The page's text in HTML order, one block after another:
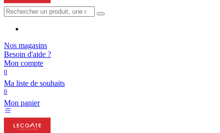
Nos magasins
Besoin d'aide ?
Mon compte
0
Ma liste de souhaits
0
Mon panier